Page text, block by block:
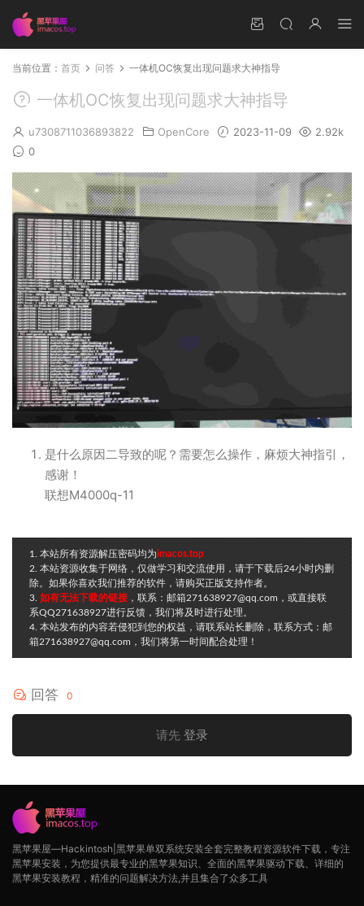
当前位置： 首页 问答 一体机OC恢复出现问题求大神指导
一体机OC恢复出现问题求大神指导
u7308711036893822 OpenCore 2023-11-09
2.92k
0
是什么原因二导致的呢？需要怎么操作，麻烦大神指引，
感谢！
联想M4000q-11
1. 本站所有资源解压密码均为imacos.top
2. 本站资源收集于网络，仅做学习和交流使用，请于下载后24小时内删
除。如果你喜欢我们推荐的软件，请购买正版支持作者。
3. 如有无法下载的链接 ，联系：邮箱271638927@qq.com，或直接联
系QQ271638927进行反馈，我们将及时进行处理。
4. 本站发布的内容若侵犯到您的权益，请联系站长删除，联系方式：邮
箱271638927@qq.com，我们将第一时间配合处理！
回答 0
请先 登录
黑苹果屋—Hackintosh|黑苹果单双系统安装全套完整教程资源软件下载，专注
黑苹果安装，为您提供最专业的黑苹果知识、全面的黑苹果驱动下载、详细的
黑苹果安装教程，精准的问题解决方法,并且集合了众多工具